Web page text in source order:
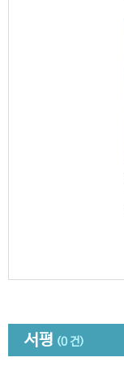
서평 (0 건)